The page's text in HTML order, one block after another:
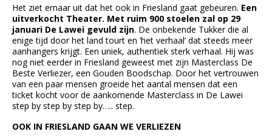
Het ziet ernaar uit dat het ook in Friesland gaat gebeuren. Een
uitverkocht Theater. Met ruim 900 stoelen zal op 29
januari De Lawei gevuld zijn. De onbekende Tukker die al
enige tijd door het land tourt en ‘het verhaal’ dat steeds meer
aanhangers krijgt. Een uniek, authentiek sterk verhaal. Hij was
nog niet eerder in Friesland geweest met zijn Masterclass De
Beste Verliezer, een Gouden Boodschap. Door het vertrouwen
van een paar mensen groeide het aantal mensen dat een
ticket kocht voor de aankomende Masterclass in De Lawei
step by step by step by….. step.
OOK IN FRIESLAND GAAN WE VERLIEZEN